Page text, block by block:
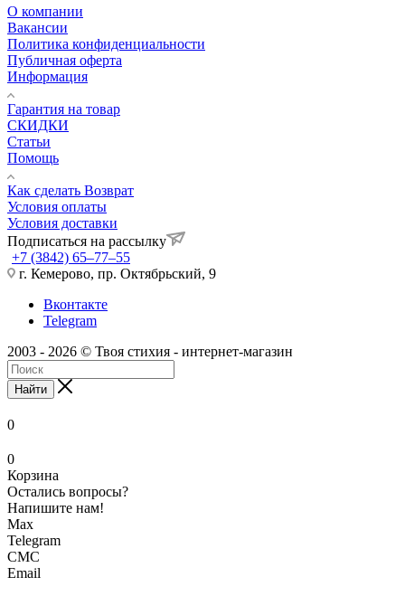
О компании
Вакансии
Политика конфиденциальности
Публичная оферта
Информация
Гарантия на товар
СКИДКИ
Статьи
Помощь
Как сделать Возврат
Условия оплаты
Условия доставки
Подписаться на рассылку
+7 (3842) 65–77–55
г. Кемерово, пр. Октябрьский, 9
Вконтакте
Telegram
2003 - 2026 © Твоя стихия - интернет-магазин
Найти
0
0
Корзина
Остались вопросы?
Напишите нам!
Max
Telegram
СМС
Email